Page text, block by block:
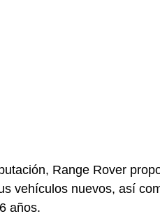
Range Rover
vehículos nuevos, así
años.